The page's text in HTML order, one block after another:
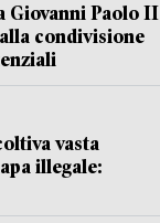
Giovanni Paolo II
condivisione
vasta
illegale: